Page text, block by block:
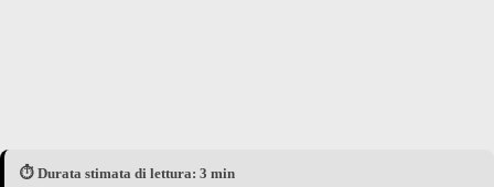
⏱️ Durata stimata di lettura: 3 min